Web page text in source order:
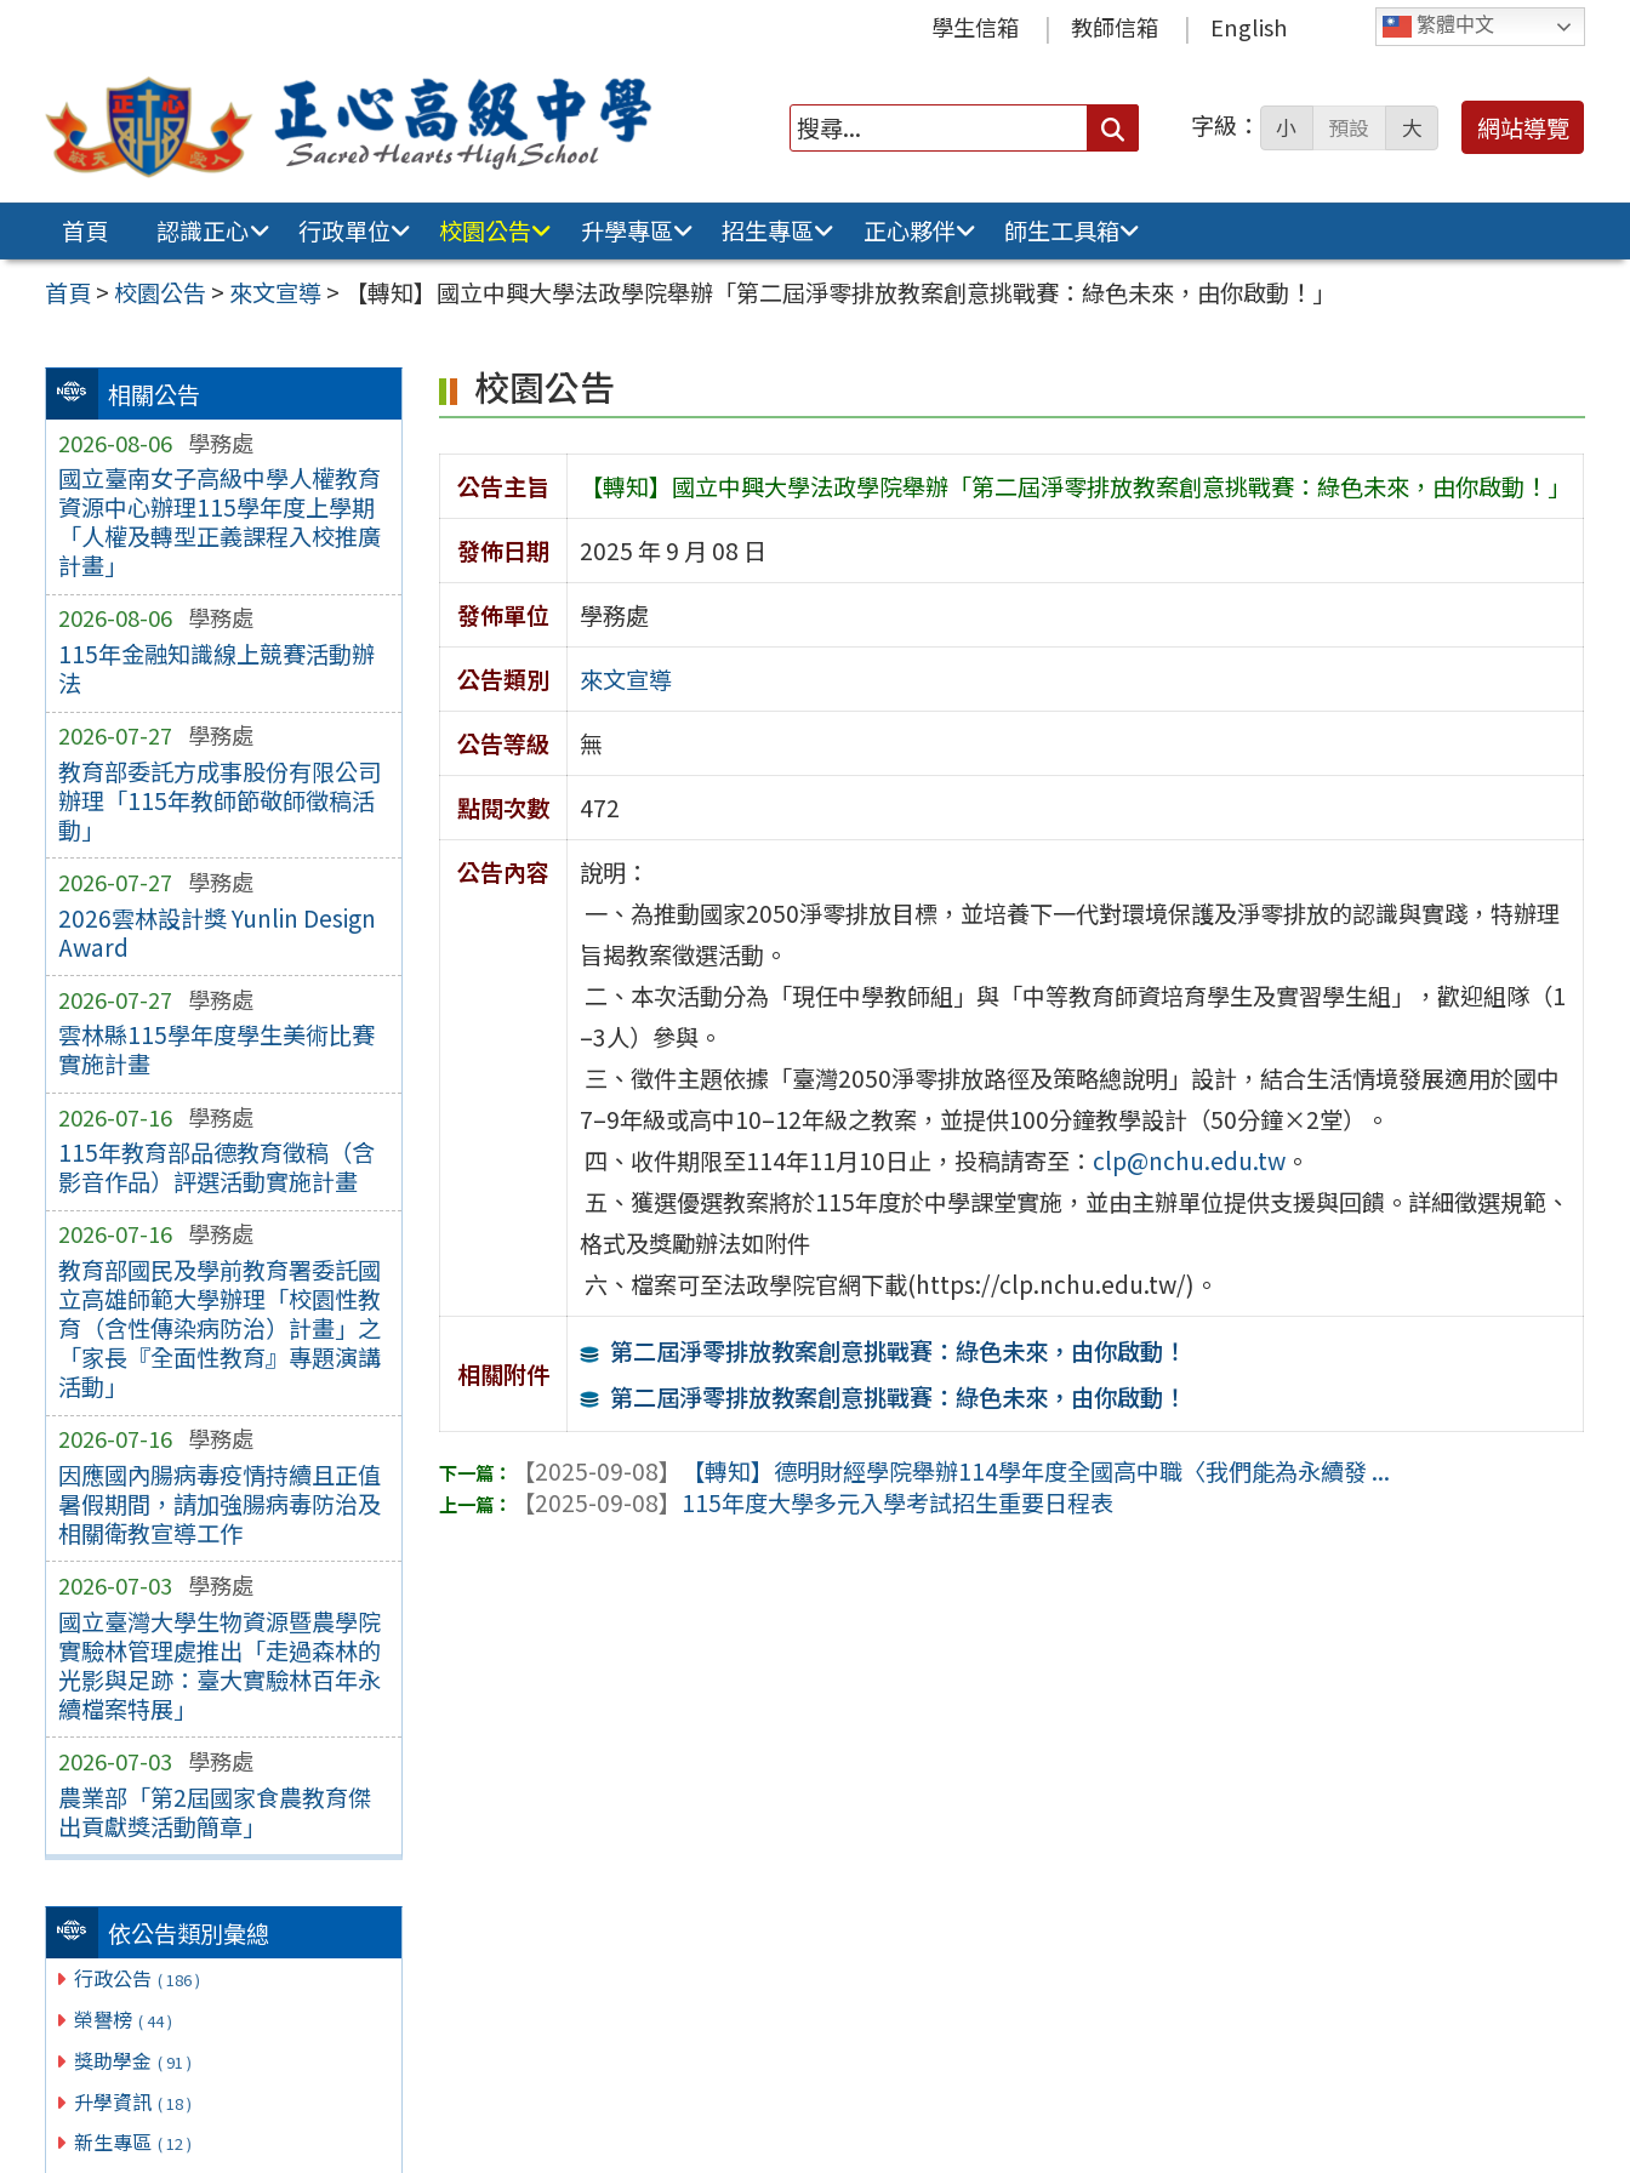
繁體中文
學生信箱 教師信箱 English
搜
字級： 小 預設 大 網站導覽
首頁 認識正心 行政單位 校園公告 升學專區 招生專區 正心夥伴
師生工具箱
首頁 >校園公告 > 來文宣導> 【轉知】國立中興大學法政學院舉辦「第二屆淨零排放教案創意挑戰賽：綠色未來，由你啟動！」
相關公告
2026-08-06 學務處
國立臺南女子高級中學人權教育
資源中心辦理115學年度上學期
「人權及轉型正義課程入校推廣
計畫」
2026-08-06 學務處
115年金融知識線上競賽活動辦
法
2026-07-27 學務處
教育部委託方成事股份有限公司
辦理「115年教師節敬師徵稿活
動」
2026-07-27 學務處
2026雲林設計獎 Yunlin Design
Award
2026-07-27 學務處
雲林縣115學年度學生美術比賽
實施計畫
2026-07-16 學務處
115年教育部品德教育徵稿（含
影音作品）評選活動實施計畫
2026-07-16 學務處
教育部國民及學前教育署委託國
立高雄師範大學辦理「校園性教
育（含性傳染病防治）計畫」之
「家長『全面性教育』專題演講
活動」
2026-07-16 學務處
因應國內腸病毒疫情持續且正值
暑假期間，請加強腸病毒防治及
相關衛教宣導工作
2026-07-03 學務處
國立臺灣大學生物資源暨農學院
實驗林管理處推出「走過森林的
光影與足跡：臺大實驗林百年永
續檔案特展」
2026-07-03 學務處
農業部「第2屆國家食農教育傑
出貢獻獎活動簡章」
依公告類別彙總
行政公告 ( 186 )
榮譽榜 ( 44 )
獎助學金 ( 91 )
升學資訊 ( 18 )
新生專區 ( 12 )
校園公告
公告主旨
【轉知】國立中興大學法政學院舉辦「第二屆淨零排放教案創意挑戰賽：綠色未來，由你啟動！」
發佈日期
2025 年 9 月 08 日
發佈單位
學務處
公告類別
來文宣導
公告等級
無
點閱次數
472
公告內容
說明：
一、為推動國家2050淨零排放目標，並培養下一代對環境保護及淨零排放的認識與實踐，特辦理
旨揭教案徵選活動。
二、本次活動分為「現任中學教師組」與「中等教育師資培育學生及實習學生組」，歡迎組隊（1
–3人）參與。
三、徵件主題依據「臺灣2050淨零排放路徑及策略總說明」設計，結合生活情境發展適用於國中
7–9年級或高中10–12年級之教案，並提供100分鐘教學設計（50分鐘×2堂）。
四、收件期限至114年11月10日止，投稿請寄至： clp@nchu.edu.tw。
五、獲選優選教案將於115年度於中學課堂實施，並由主辦單位提供支援與回饋。詳細徵選規範、
格式及獎勵辦法如附件
六、檔案可至法政學院官網下載(https://clp.nchu.edu.tw/)。
相關附件
第二屆淨零排放教案創意挑戰賽：綠色未來，由你啟動！
第二屆淨零排放教案創意挑戰賽：綠色未來，由你啟動！
【2025-09-08】
【轉知】德明財經學院舉辦114學年度全國高中職〈我們能為永續發 ...
【2025-09-08】 115年度大學多元入學考試招生重要日程表